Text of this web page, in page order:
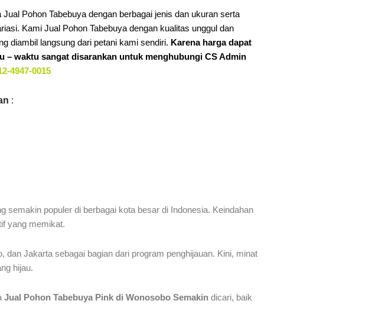
Jual Pohon Tabebuya dengan berbagai jenis dan ukuran serta
Kami Jual Pohon Tabebuya dengan kualitas unggul dan
diambil langsung dari petani kami sendiri. Karena harga dapat
– waktu sangat disarankan untuk menghubungi CS Admin
4947-0015
:
semakin populer di berbagai kota besar di Indonesia. Keindahan
yang memikat.
Jakarta sebagai bagian dari program penghijauan. Kini, minat
hijau.
Jual Pohon Tabebuya Pink di Wonosobo Semakin dicari, baik